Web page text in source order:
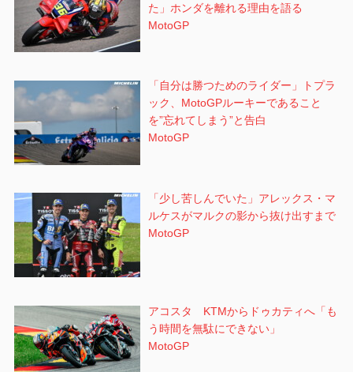
た」ホンダを離れる理由を語る
MotoGP
「自分は勝つためのライダー」トプラ
ック、MotoGPルーキーであること
を”忘れてしまう”と告白
MotoGP
「少し苦しんでいた」アレックス・マ
ルケスがマルクの影から抜け出すまで
MotoGP
アコスタ KTMからドゥカティへ「も
う時間を無駄にできない」
MotoGP